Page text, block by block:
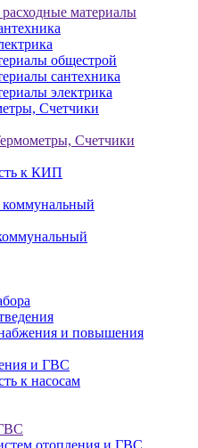
материалы
общестрой
сантехника
электрика
Счетчики
Счетчики
к КИП
и повышения
и ГВС
к насосам
отопления и ГВС